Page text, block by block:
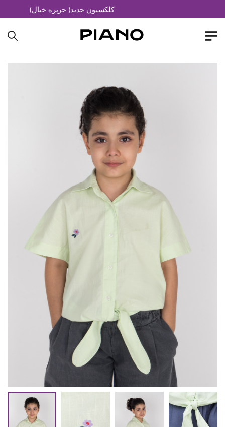
کلکسیون جدید( جزیره خیال)